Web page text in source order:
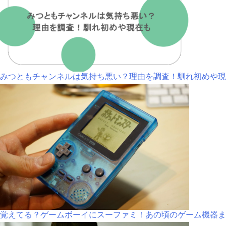
みつともチャンネルは気持ち悪い？理由を調査！馴れ初めや
覚えてる？ゲームボーイにスーファミ！あの頃のゲーム機器